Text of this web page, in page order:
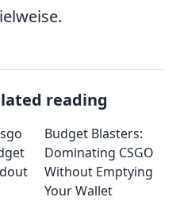
reading
Budget Blasters:
Dominating CSGO
Without Emptying
Your Wallet